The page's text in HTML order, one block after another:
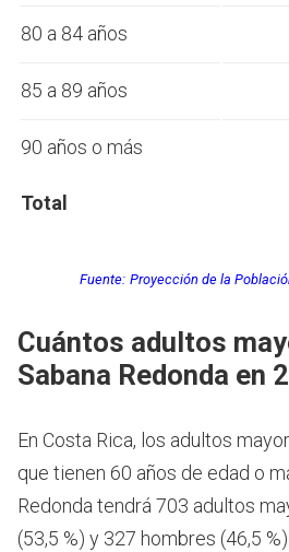
80 a 84 años
85 a 89 años
90 años o más
Total
Fuente: Proyección de la
Cuántos adultos
Sabana Redonda en
En Costa Rica, los adultos
que tienen 60 años de edad o
Redonda tendrá 703 adultos
(53,5 %) y 327 hombres (46,5